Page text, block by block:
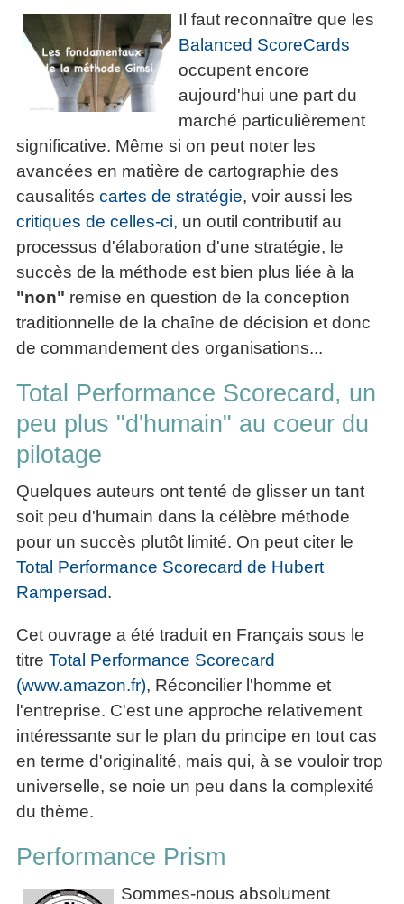
L'Innovation
Managériale
La
Méthode
SOCRIDE
Tous
les
articles
Innover
»»»
▶
Décider
quotidien
Le
processus
Décision
Décision
en
Les
Techniques
de
décision
Tous
articles
Décider
Gérer
du
du
SI
▶
Tous
les
articles
DSI
mieux
gérer
son
temps ?
Comment
devenir
manager
stratège ?
Comment
devenir
décideur ?
Comment
Manager
par
▶
Tous
les
articles
Efficacité
données
Big
Data
Formation
Les
Outils
décisionnels
▶
Tous
les
articles
de
Données
articles
Entreprendre
»»»
»»»
Formation
Gratuite
Formation
tableau
bord
et
BI
Formation
Management
Projet
Formation
▶
Tous
les
articles
Management
»»»
ebook
et
PDF
gratuits
Entrepreneuriat
▶
ebook
Tous
les
gratuits
Il faut reconnaître que les
Balanced ScoreCards
occupent encore
aujourd'hui une part du
marché particulièrement
significative. Même si on peut noter les
avancées en matière de cartographie des
causalités cartes de stratégie, voir aussi les
critiques de celles-ci, un outil contributif au
processus d'élaboration d'une stratégie, le
succès de la méthode est bien plus liée à la
"non" remise en question de la conception
traditionnelle de la chaîne de décision et donc
de commandement des organisations...
Total Performance Scorecard, un
peu plus "d'humain" au coeur du
pilotage
Quelques auteurs ont tenté de glisser un tant
soit peu d'humain dans la célèbre méthode
pour un succès plutôt limité. On peut citer le
Total Performance Scorecard de Hubert
Rampersad.
Cet ouvrage a été traduit en Français sous le
titre Total Performance Scorecard
(www.amazon.fr), Réconcilier l'homme et
l'entreprise. C'est une approche relativement
intéressante sur le plan du principe en tout cas
en terme d'originalité, mais qui, à se vouloir trop
universelle, se noie un peu dans la complexité
du thème.
Performance Prism
Sommes-nous absolument